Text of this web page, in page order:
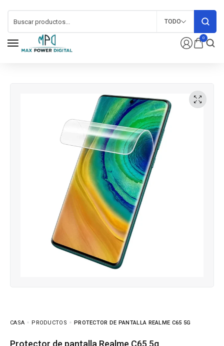
0
TODO
CASA PRODUCTOS PROTECTOR DE PANTALLA REALME C65 5G
Protector de pantalla Realme C65 5g